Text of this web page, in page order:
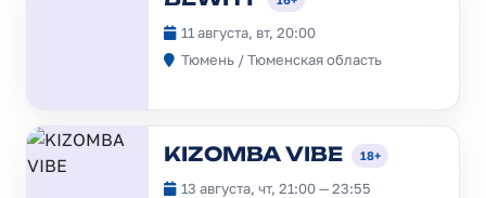
11 августа, вт, 20:00
Тюмень / Тюменская область
KIZOMBA VIBE 18+
13 августа, чт, 21:00 — 23:55